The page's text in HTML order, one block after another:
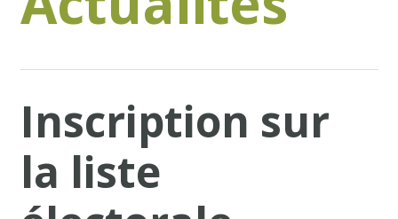
Inscription sur
la liste